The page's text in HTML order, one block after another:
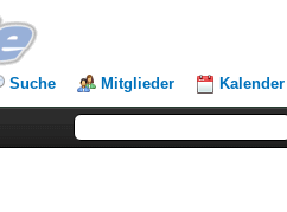
Suche Mitglieder Kalender